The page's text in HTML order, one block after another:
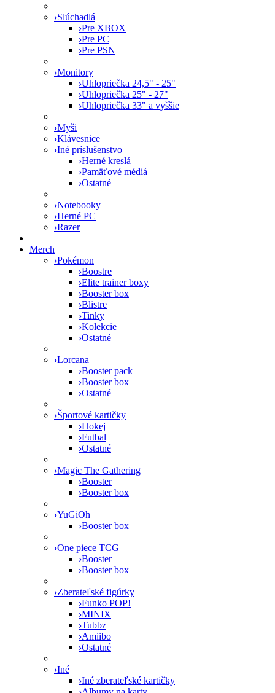
›Slúchadlá
›Pre XBOX
›Pre PC
›Pre PSN
›Monitory
›Uhlopriečka 24,5" - 25"
›Uhlopriečka 25" - 27"
›Uhlopriečka 33" a vyššie
›Myši
›Klávesnice
›Iné príslušenstvo
›Herné kreslá
›Pamäťové médiá
›Ostatné
›Notebooky
›Herné PC
›Razer
Merch
›Pokémon
›Boostre
›Elite trainer boxy
›Booster box
›Blistre
›Tinky
›Kolekcie
›Ostatné
›Lorcana
›Booster pack
›Booster box
›Ostatné
›Športové kartičky
›Hokej
›Futbal
›Ostatné
›Magic The Gathering
›Booster
›Booster box
›YuGiOh
›Booster box
›One piece TCG
›Booster
›Booster box
›Zberateľské figúrky
›Funko POP!
›MINIX
›Tubbz
›Amiibo
›Ostatné
›Iné
›Iné zberateľské kartičky